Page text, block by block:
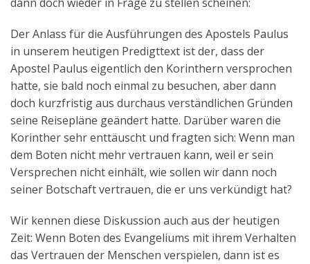
Der Anlass für die Ausführungen des Apostels Paulus
in unserem heutigen Predigttext ist der, dass der
Apostel Paulus eigentlich den Korinthern versprochen
hatte, sie bald noch einmal zu besuchen, aber dann
doch kurzfristig aus durchaus verständlichen Gründen
seine Reisepläne geändert hatte. Darüber waren die
Korinther sehr enttäuscht und fragten sich: Wenn man
dem Boten nicht mehr vertrauen kann, weil er sein
Versprechen nicht einhält, wie sollen wir dann noch
seiner Botschaft vertrauen, die er uns verkündigt hat?
Wir kennen diese Diskussion auch aus der heutigen
Zeit: Wenn Boten des Evangeliums mit ihrem Verhalten
das Vertrauen der Menschen verspielen, dann ist es